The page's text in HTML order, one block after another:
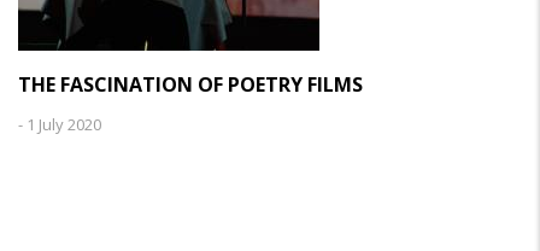
THE FASCINATION OF POETRY FILMS
- 1 July 2020